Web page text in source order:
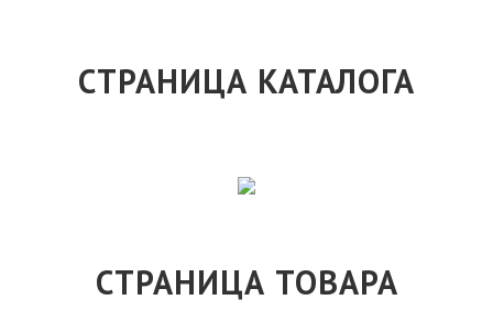
СТРАНИЦА КАТАЛОГА
СТРАНИЦА ТОВАРА